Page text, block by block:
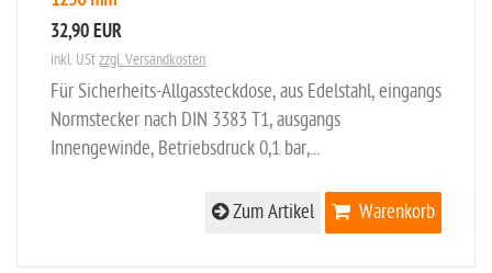
32,90 EUR
inkl. UStzzgl. Versandkosten
Für Sicherheits-Allgassteckdose, aus Edelstahl, eingangs
Normstecker nach DIN 3383 T1, ausgangs
Innengewinde, Betriebsdruck 0,1 bar,...
Warenkorb
Zum Artikel